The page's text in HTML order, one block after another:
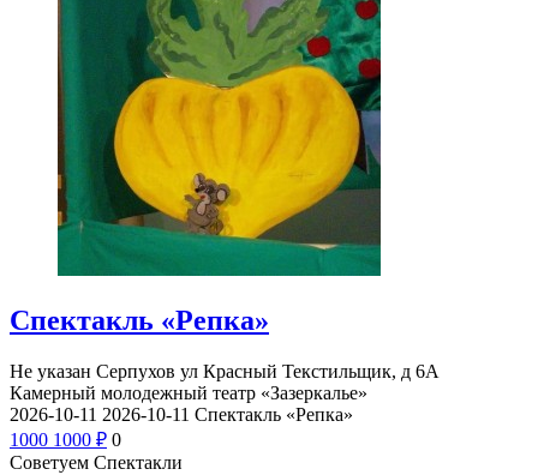
Спектакль «Репка»
Не указан Серпухов ул Красный Текстильщик, д 6А
Камерный молодежный театр «Зазеркалье»
2026-10-11 2026-10-11 Спектакль «Репка»
1000 1000 ₽ 0
Советуем Спектакли